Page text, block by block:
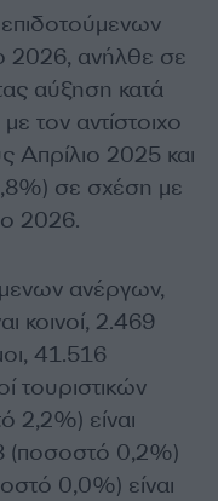
2026, ανήλθε σε
αύξηση κατά
τον αντίστοιχο
Απρίλιο 2025 και
σε σχέση με
2026.
ανέργων,
κοινοί, 2.469
41.516
τουριστικών
2,2%) είναι
(ποσοστό 0,2%)
0,0%) είναι